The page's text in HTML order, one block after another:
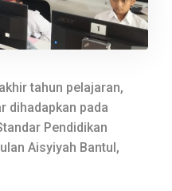
tahun pelajaran,
dihadapkan pada
Pendidikan
Aisyiyah Bantul,